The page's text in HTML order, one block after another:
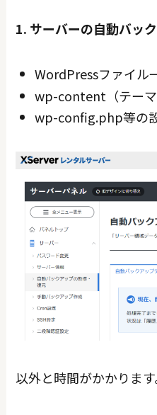
1. サーバーの自動バッ
WordPressファイル
wp-content（テーマ
wp-config.php等の
以外と時間がかかります